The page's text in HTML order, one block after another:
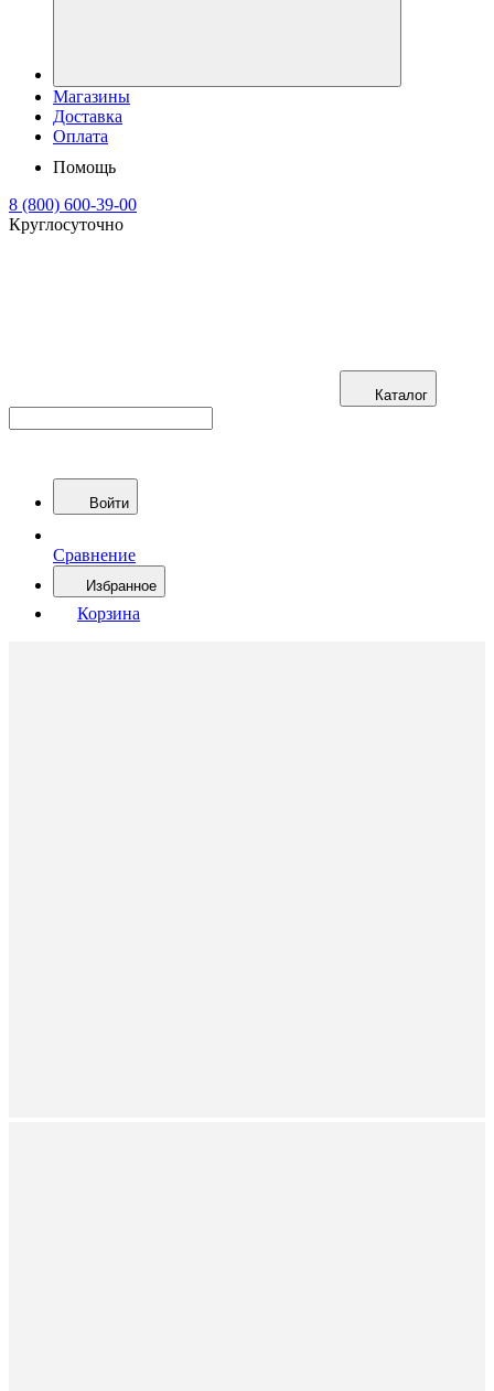
Магазины
Доставка
Оплата
Помощь
8 (800) 600-39-00
Круглосуточно
Каталог
Войти
Сравнение
Избранное
Корзина